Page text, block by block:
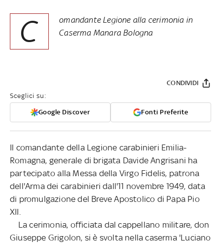
C
omandante Legione alla cerimonia in
Caserma Manara Bologna
Sceglici su:
Google Discover Fonti Preferite
CONDIVIDI
Il comandante della Legione carabinieri Emilia-
Romagna, generale di brigata Davide Angrisani ha
partecipato alla Messa della Virgo Fidelis, patrona
dell'Arma dei carabinieri dall'11 novembre 1949, data
di promulgazione del Breve Apostolico di Papa Pio
XII.
La cerimonia, officiata dal cappellano militare, don
Giuseppe Grigolon, si è svolta nella caserma 'Luciano